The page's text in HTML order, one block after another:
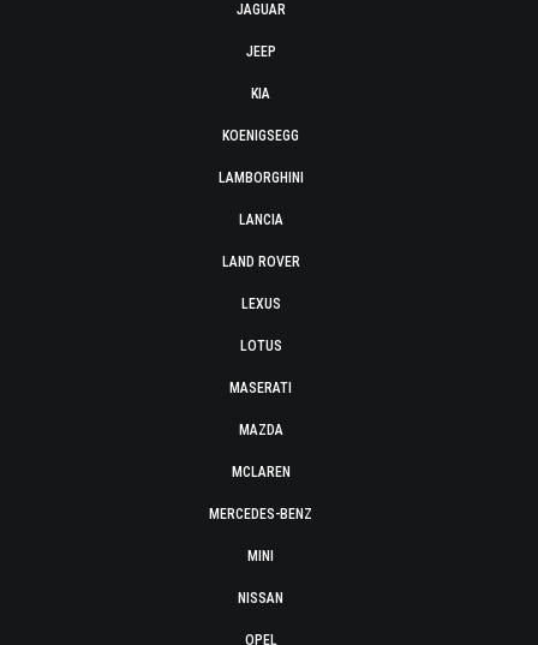
JAGUAR
JEEP
KIA
KOENIGSEGG
LAMBORGHINI
LANCIA
LAND ROVER
LEXUS
LOTUS
MASERATI
MAZDA
MCLAREN
MERCEDES-BENZ
MINI
NISSAN
OPEL